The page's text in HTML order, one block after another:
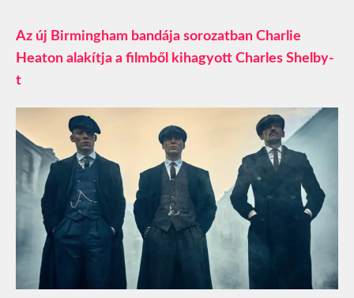
Az új Birmingham bandája sorozatban Charlie
Heaton alakítja a filmből kihagyott Charles Shelby-
t